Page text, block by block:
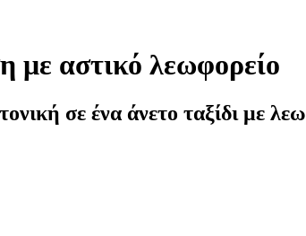
με αστικό λεωφορείο
σε ένα άνετο ταξίδι με